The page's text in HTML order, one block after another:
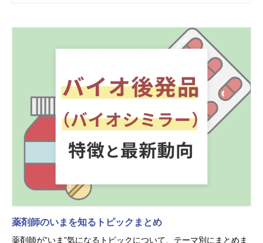
薬剤師のいまを知るトピックまとめ
薬剤師が”いま”気になるトピックについて、テーマ別にまとめま